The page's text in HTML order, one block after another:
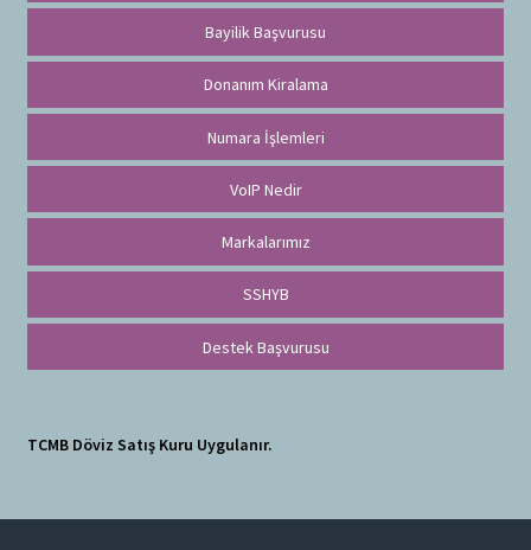
Bayilik Başvurusu
Donanım Kiralama
Numara İşlemleri
VoIP Nedir
Markalarımız
SSHYB
Destek Başvurusu
TCMB Döviz Satış Kuru Uygulanır.